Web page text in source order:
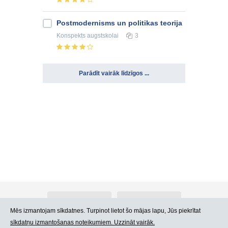
Postmodernisms un politikas teorija
Konspekts augstskolai 3
Parādīt vairāk līdzīgos ...
Mēs izmantojam sīkdatnes. Turpinot lietot šo mājas lapu, Jūs piekrītat
sīkdatņu izmantošanas noteikumiem. Uzzināt vairāk.